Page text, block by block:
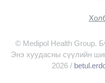
© Medipol Health Group.
Энэ хуудасны сүүлийн
2026 /